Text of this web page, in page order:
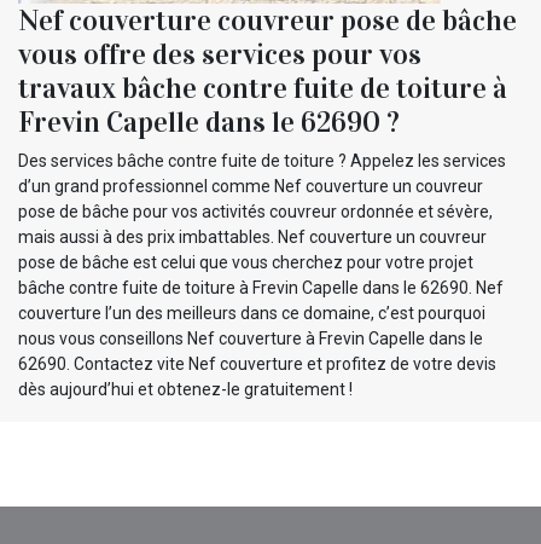
Nef couverture couvreur pose de bâche
vous offre des services pour vos
travaux bâche contre fuite de toiture à
Frevin Capelle dans le 62690 ?
Des services bâche contre fuite de toiture ? Appelez les services
d’un grand professionnel comme Nef couverture un couvreur
pose de bâche pour vos activités couvreur ordonnée et sévère,
mais aussi à des prix imbattables. Nef couverture un couvreur
pose de bâche est celui que vous cherchez pour votre projet
bâche contre fuite de toiture à Frevin Capelle dans le 62690. Nef
couverture l’un des meilleurs dans ce domaine, c’est pourquoi
nous vous conseillons Nef couverture à Frevin Capelle dans le
62690. Contactez vite Nef couverture et profitez de votre devis
dès aujourd’hui et obtenez-le gratuitement !